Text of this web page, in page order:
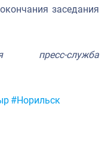
заседания
пресс-служба
#Норильск